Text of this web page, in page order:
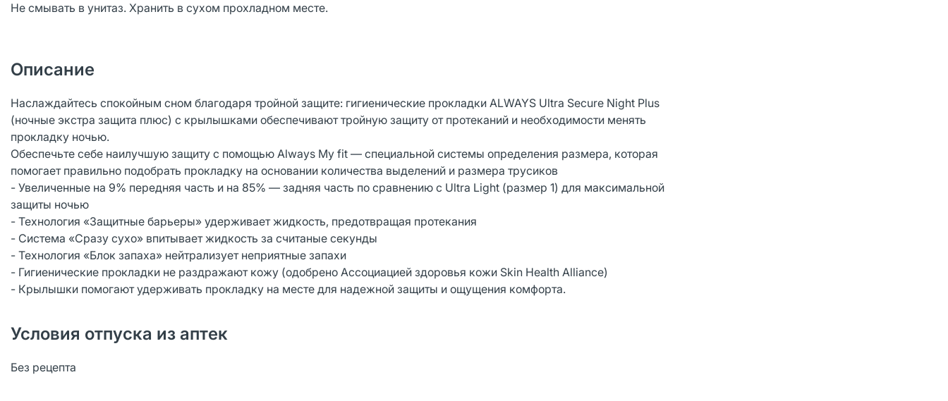
Не смывать в унитаз. Хранить в сухом прохладном месте.
Описание
Наслаждайтесь спокойным сном благодаря тройной защите: гигиенические прокладки ALWAYS Ultra Secure Night Plus
(ночные экстра защита плюс) с крылышками обеспечивают тройную защиту от протеканий и необходимости менять
прокладку ночью.
Обеспечьте себе наилучшую защиту с помощью Always My fit — специальной системы определения размера, которая
помогает правильно подобрать прокладку на основании количества выделений и размера трусиков
- Увеличенные на 9% передняя часть и на 85% — задняя часть по сравнению с Ultra Light (размер 1) для максимальной
защиты ночью
- Технология «Защитные барьеры» удерживает жидкость, предотвращая протекания
- Система «Сразу сухо» впитывает жидкость за считаные секунды
- Технология «Блок запаха» нейтрализует неприятные запахи
- Гигиенические прокладки не раздражают кожу (одобрено Ассоциацией здоровья кожи Skin Health Alliance)
- Крылышки помогают удерживать прокладку на месте для надежной защиты и ощущения комфорта.
Условия отпуска из аптек
Без рецепта